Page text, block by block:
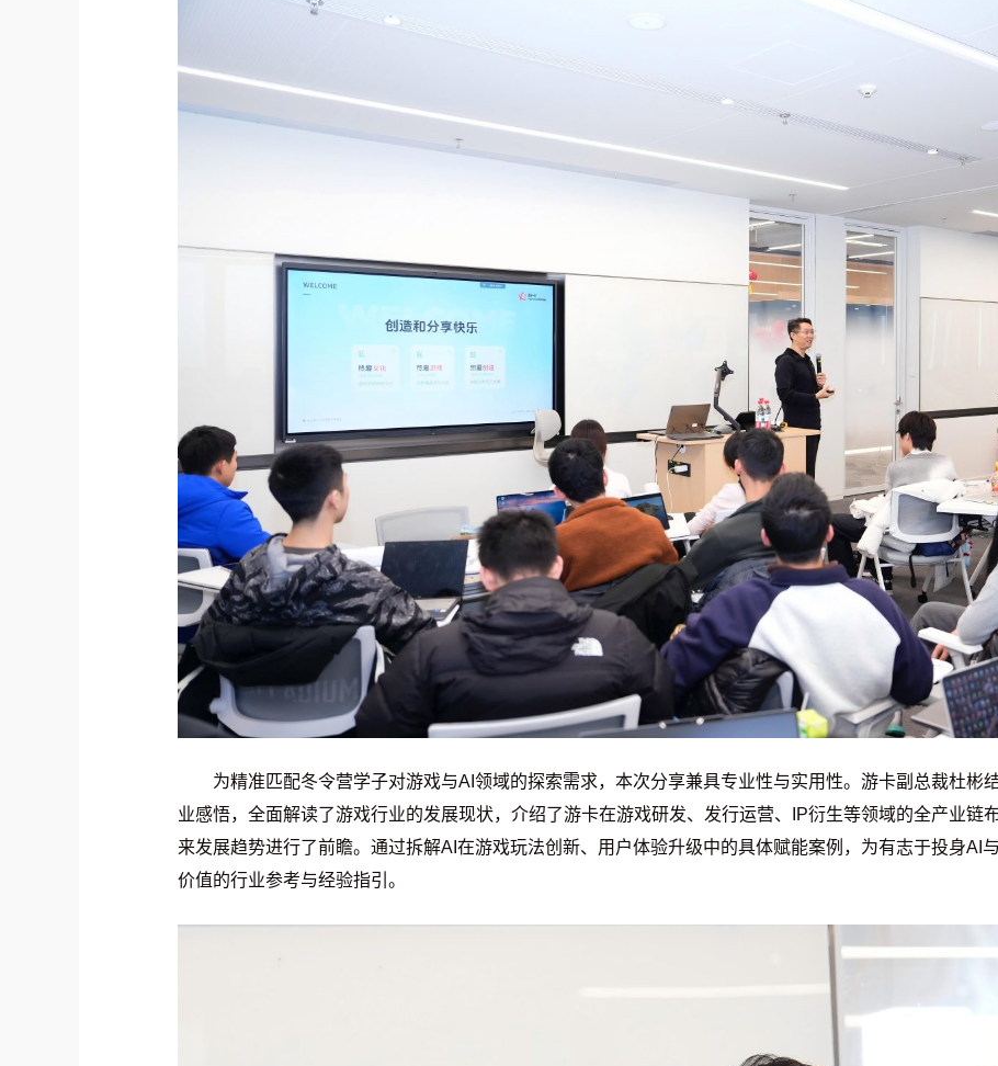
为精准匹配冬令营学子对游戏与AI领域的探索需求，本次分享兼具专业性与实用性。游卡副总裁杜彬
业感悟，全面解读了游戏行业的发展现状，介绍了游卡在游戏研发、发行运营、IP衍生等领域的全产业链
来发展趋势进行了前瞻。通过拆解AI在游戏玩法创新、用户体验升级中的具体赋能案例，为有志于投身AI
价值的行业参考与经验指引。